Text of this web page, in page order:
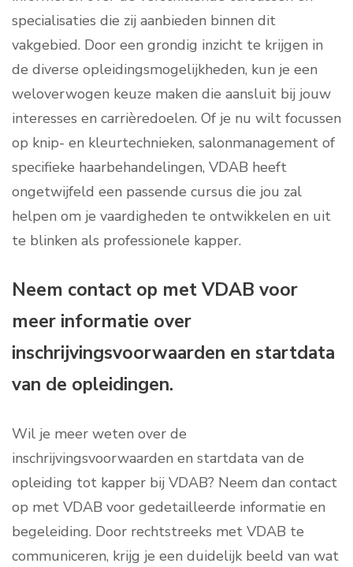
specialisaties die zij aanbieden binnen dit
vakgebied. Door een grondig inzicht te krijgen in
de diverse opleidingsmogelijkheden, kun je een
weloverwogen keuze maken die aansluit bij jouw
interesses en carrièredoelen. Of je nu wilt focussen
op knip- en kleurtechnieken, salonmanagement of
specifieke haarbehandelingen, VDAB heeft
ongetwijfeld een passende cursus die jou zal
helpen om je vaardigheden te ontwikkelen en uit
te blinken als professionele kapper.
Neem contact op met VDAB voor
meer informatie over
inschrijvingsvoorwaarden en startdata
van de opleidingen.
Wil je meer weten over de
inschrijvingsvoorwaarden en startdata van de
opleiding tot kapper bij VDAB? Neem dan contact
op met VDAB voor gedetailleerde informatie en
begeleiding. Door rechtstreeks met VDAB te
communiceren, krijg je een duidelijk beeld van wat